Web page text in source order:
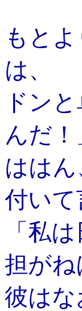
もと
は、
ドン
んだ！
はは
付いて
「私
担が
彼は